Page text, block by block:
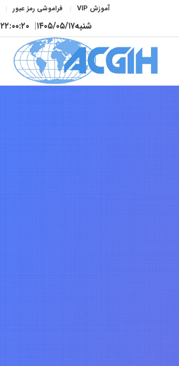
آموزش VIP فراموشی رمز عبور
شنبه۱۴۰۵/۰۵/۱۷| ۲۲:۰۰:۲۱